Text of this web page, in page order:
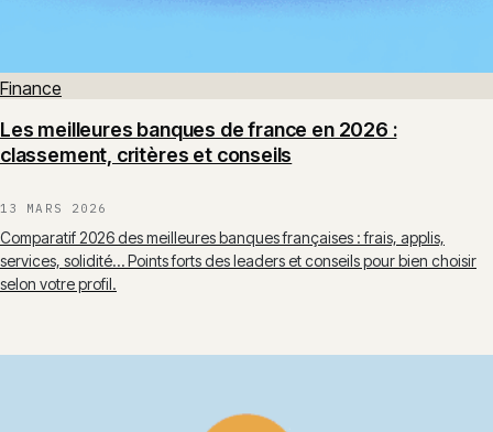
Finance
Les meilleures banques de france en 2026 :
classement, critères et conseils
13 MARS 2026
Comparatif 2026 des meilleures banques françaises : frais, applis,
services, solidité… Points forts des leaders et conseils pour bien choisir
selon votre profil.